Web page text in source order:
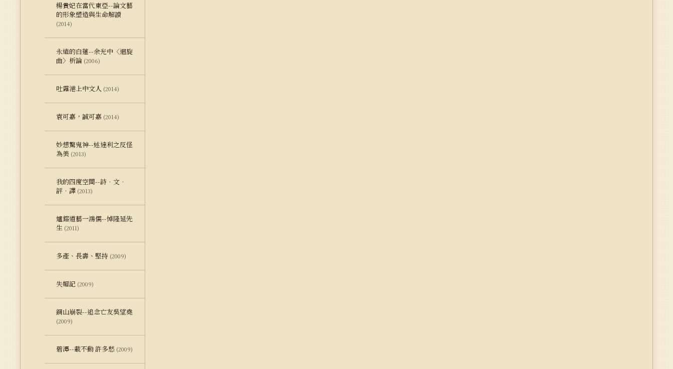
楊貴妃在當代東亞--論文藝
的形象塑造與生命解讀
(2014)
永遠的白蓮--余光中〈迴旋
曲〉析論 (2006)
吐露港上中文人 (2014)
袁可嘉，誠可嘉 (2014)
妙想驚鬼神--述達利之反怪
為美 (2013)
我的四度空間--詩．文．
評．譯 (2013)
爐鎔道藝一鴻儒--悼隆延先
生 (2011)
多產、長壽、堅持 (2009)
失帽記 (2009)
銅山崩裂--追念亡友吳望堯
(2009)
碧潭--載不動 許多愁 (2009)